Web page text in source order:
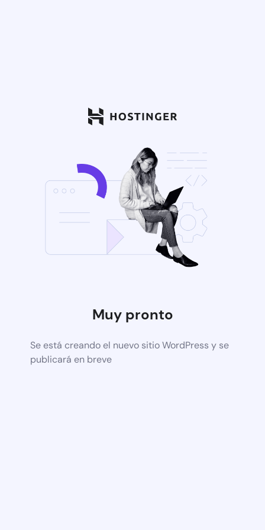
Muy pronto
Se está creando el nuevo sitio WordPress y se
publicará en breve